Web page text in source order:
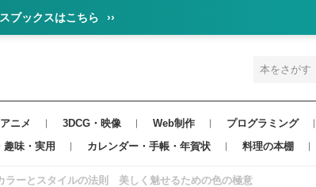
ブックスはこちら ››
ニメ 3DCG・映像 Web制作 プログラミング
趣味・実用 カレンダー・手帳・年賀状 料理の本棚
ラーとスタイルの法則 美しく魅せるための色の極意